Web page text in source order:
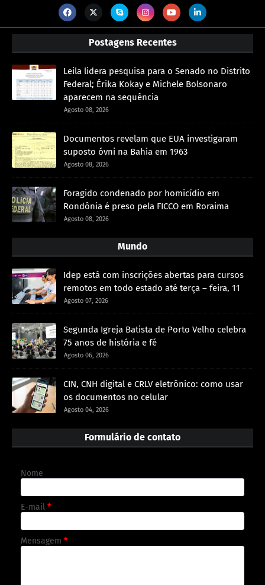
Postagens Recentes
Leila lidera pesquisa para o Senado no Distrito
Federal; Érika Kokay e Michele Bolsonaro
aparecem na sequência
Agosto 08, 2026
Documentos revelam que EUA investigaram
suposto óvni na Bahia em 1963
Agosto 08, 2026
Foragido condenado por homicídio em
Rondônia é preso pela FICCO em Roraima
Agosto 08, 2026
Mundo
Idep está com inscrições abertas para cursos
remotos em todo estado até terça – feira, 11
Agosto 07, 2026
Segunda Igreja Batista de Porto Velho celebra
75 anos de história e fé
Agosto 06, 2026
CIN, CNH digital e CRLV eletrônico: como usar
os documentos no celular
Agosto 04, 2026
Formulário de contato
Nome
E-mail *
Mensagem *